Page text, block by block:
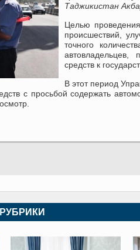
Таджикистан
Целью
происшествий,
точного
автовладельцев,
средств к
В этот период
с просьбой содержать